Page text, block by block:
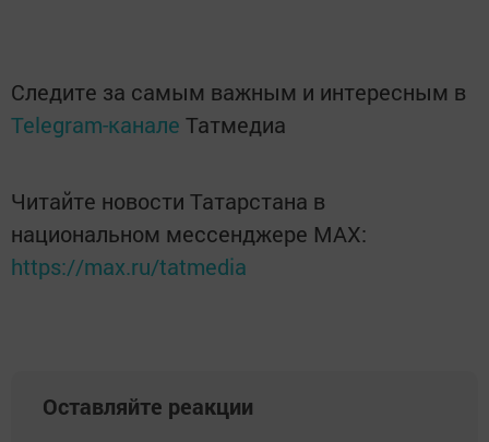
Следите за самым важным и интересным в
Telegram-канале Татмедиа
Читайте новости Татарстана в
национальном мессенджере MАХ:
https://max.ru/tatmedia
Оставляйте реакции